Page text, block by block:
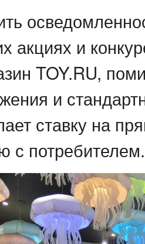
акциях и
TOY.RU,
и
ставку на
с потребителем.